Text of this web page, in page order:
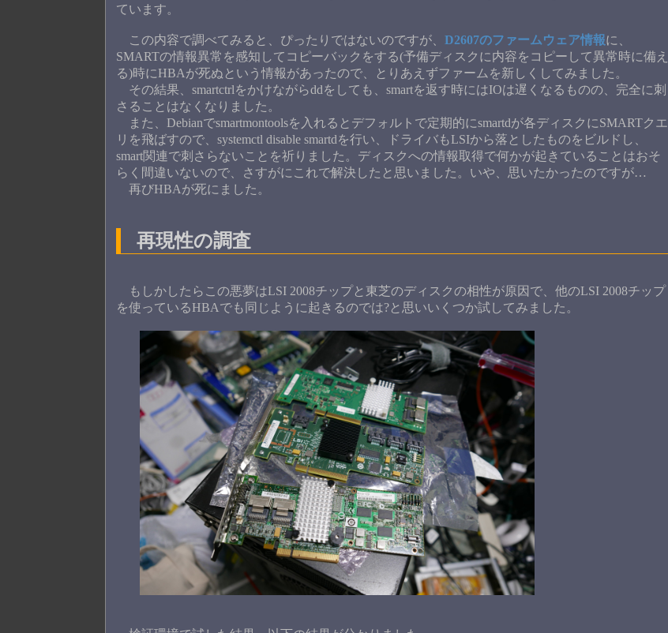
ています。
この内容で調べてみると、ぴったりではないのですが、D2607のファームウェア情報に、
SMARTの情報異常を感知してコピーバックをする(予備ディスクに内容をコピーして異常時に備え
る)時にHBAが死ぬという情報があったので、とりあえずファームを新しくしてみました。
その結果、smartctrlをかけながらddをしても、smartを返す時にはIOは遅くなるものの、完全に刺
さることはなくなりました。
また、Debianでsmartmontoolsを入れるとデフォルトで定期的にsmartdが各ディスクにSMARTクエ
リを飛ばすので、systemctl disable smartdを行い、ドライバもLSIから落としたものをビルドし、
smart関連で刺さらないことを祈りました。ディスクへの情報取得で何かが起きていることはおそ
らく間違いないので、さすがにこれで解決したと思いました。いや、思いたかったのですが…
再びHBAが死にました。
再現性の調査
もしかしたらこの悪夢はLSI 2008チップと東芝のディスクの相性が原因で、他のLSI 2008チップ
を使っているHBAでも同じように起きるのでは?と思いいくつか試してみました。